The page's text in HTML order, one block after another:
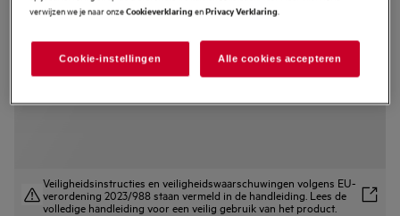
afwasautomaat wassen.
De flexibele zachte steunen en glijders kunnen glazen aan van verschillende
Zacht en toch stevig houdt hij maximaal 8 steelglazen rechtop
Veiligheidsinstructies en veiligheidswaarschuwingen volgens EU-
verordening 2023/988 staan vermeld in de handleiding. Lees de
volledige handleiding voor een veilig gebruik van het product.
verwijzen we je naar onzeCookieverklaringenPrivacy Verklaring.
Cookie-instellingen Alle cookies accepteren